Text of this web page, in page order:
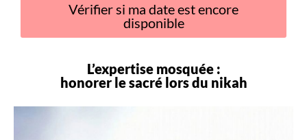
Vérifier si ma date est encore
disponible
L’expertise mosquée :
honorer le sacré lors du nikah